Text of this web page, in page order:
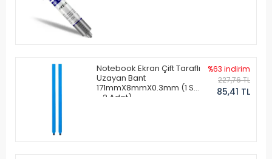
Notebook Ekran Çift Taraflı
Uzayan Bant
171mmX8mmX0.3mm (1 Set
- 2 Adet)
%63 indirim
227,76 TL
85,41 TL